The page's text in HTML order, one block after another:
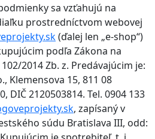
sa vzťahujú na
prostredníctvom webovej
(ďalej len „e-shop“)
podľa Zákona na
2014 Zb. z. Predávajúcim je:
Klemensova 15, 811 08
DIČ 2120503814. Tel. 0904 133
, zapísaný v
súdu Bratislava III, odd: